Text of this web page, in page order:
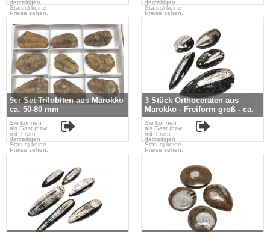
derzeitigen
Status) keine
Preise sehen.
derzeitigen
Status) keine
Preise sehen.
9er Set Trilobiten aus Marokko
ca. 50-80 mm
Sie können
als Gast (bzw.
mit Ihrem
derzeitigen
Status) keine
Preise sehen.
3 Stück Orthoceraten aus
Marokko - Freiform groß - ca.
50-100 mm
Sie können
als Gast (bzw.
mit Ihrem
derzeitigen
Status) keine
Preise sehen.